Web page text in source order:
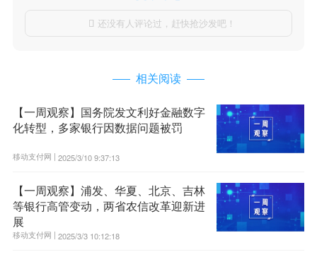
 还没有人评论过，赶快抢沙发吧！
相关阅读
【一周观察】国务院发文利好金融数字
化转型，多家银行因数据问题被罚
移动支付网 | 2025/3/10 9:37:13
【一周观察】浦发、华夏、北京、吉林
等银行高管变动，两省农信改革迎新进
展
移动支付网 | 2025/3/3 10:12:18